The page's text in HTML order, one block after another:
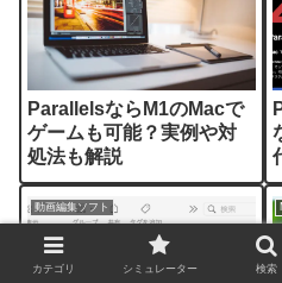
ParallelsならM1のMacで
ゲームも可能？実例や対
処法も解説
動画編集ソフト
カテゴリ シミュレーター 検索